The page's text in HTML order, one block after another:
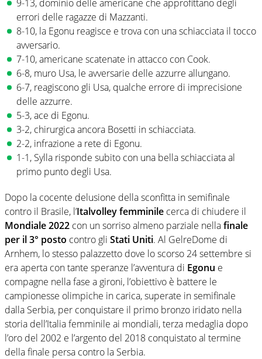
9-13, dominio delle americane che approfittano degli
errori delle ragazze di Mazzanti.
8-10, la Egonu reagisce e trova con una schiacciata il tocco
avversario.
7-10, americane scatenate in attacco con Cook.
6-8, muro Usa, le avversarie delle azzurre allungano.
6-7, reagiscono gli Usa, qualche errore di imprecisione
delle azzurre.
5-3, ace di Egonu.
3-2, chirurgica ancora Bosetti in schiacciata.
2-2, infrazione a rete di Egonu.
1-1, Sylla risponde subito con una bella schiacciata al
primo punto degli Usa.
Dopo la cocente delusione della sconfitta in semifinale
contro il Brasile, l’Italvolley femminile cerca di chiudere il
Mondiale 2022 con un sorriso almeno parziale nellafinale
per il 3° posto contro gli Stati Uniti. Al GelreDome di
Arnhem, lo stesso palazzetto dove lo scorso 24 settembre si
era aperta con tante speranze l’avventura di Egonu e
compagne nella fase a gironi, l’obiettivo è battere le
campionesse olimpiche in carica, superate in semifinale
dalla Serbia, per conquistare il primo bronzo iridato nella
storia dell’Italia femminile ai mondiali, terza medaglia dopo
l’oro del 2002 e l’argento del 2018 conquistato al termine
della finale persa contro la Serbia.